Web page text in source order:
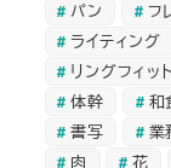
パン
フ
ライティング
リングフィッ
体幹
和
書写
業
肉
花